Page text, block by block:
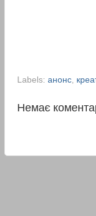
Labels: анонс
Немає